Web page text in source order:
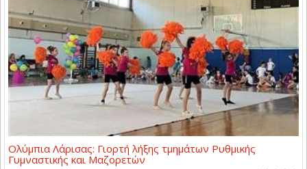
Ολύμπια Λάρισας: Γιορτή λήξης τμημάτων Ρυθμικής
Γυμναστικής και Μαζορετών